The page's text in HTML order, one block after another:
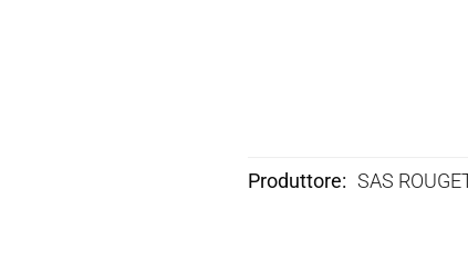
Produttore SAS